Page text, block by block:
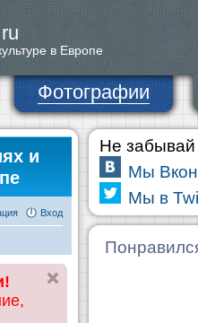
ru
в Европе
Фотографии
и
Вход
Не забывай
Мы
Мы в